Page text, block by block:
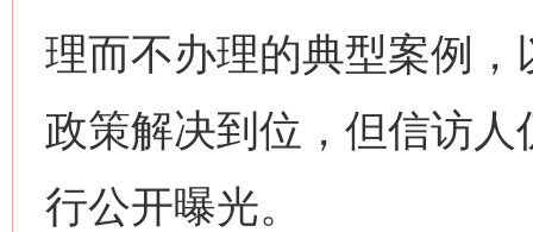
理而不办理的典型案例
政策解决到位，但信访
行公开曝光。